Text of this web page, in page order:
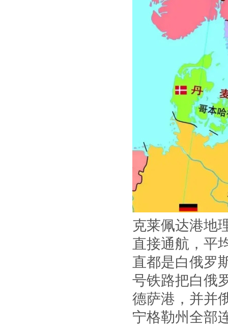
克莱佩达港地
直接通航，平
直都是白俄罗
号铁路把白俄
德萨港，并并
宁格勒州全部